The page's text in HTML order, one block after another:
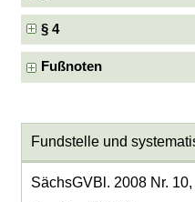
§ 4
Fußnoten
Fundstelle und
SächsGVBl. 2008 Nr.